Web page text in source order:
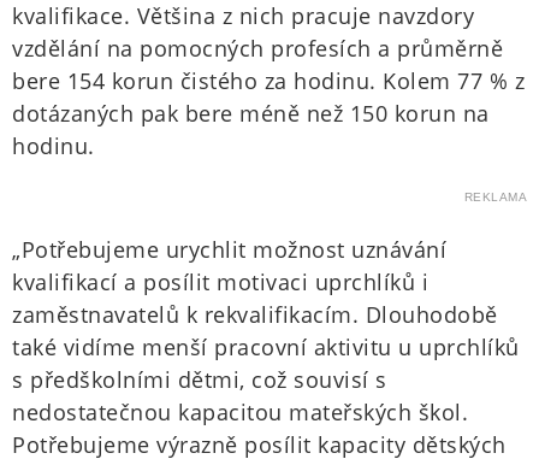
kvalifikace. Většina z nich pracuje navzdory
vzdělání na pomocných profesích a průměrně
bere 154 korun čistého za hodinu. Kolem 77 % z
dotázaných pak bere méně než 150 korun na
hodinu.
REKLAMA
„Potřebujeme urychlit možnost uznávání
kvalifikací a posílit motivaci uprchlíků i
zaměstnavatelů k rekvalifikacím. Dlouhodobě
také vidíme menší pracovní aktivitu u uprchlíků
s předškolními dětmi, což souvisí s
nedostatečnou kapacitou mateřských škol.
Potřebujeme výrazně posílit kapacity dětských